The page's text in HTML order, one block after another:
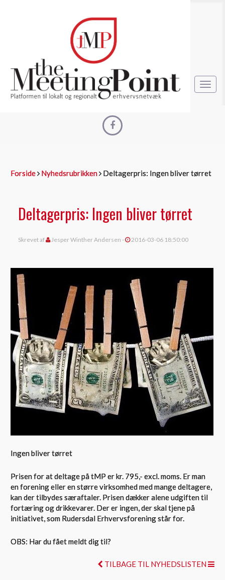
Forside Nyhedsrubrikken Deltagerpris: Ingen bliver tørret
Deltagerpris: Ingen bliver tørret
Skrevet af Jesper Winther Andersen - 2016-03-06 18:50:00
Ingen bliver tørret
Prisen for at deltage på tMP er kr. 795,- excl. moms. Er man
en forening eller en større virksomhed med mange deltagere,
kan der tilbydes særaftaler. Prisen dækker alene udgiften til
fortæring og drikkevarer. Der er ingen, der skal tjene på
initiativet, som Rudersdal Erhvervsforening står for.
OBS: Har du fået meldt dig til?
TILBAGE TIL NYHEDSLISTEN